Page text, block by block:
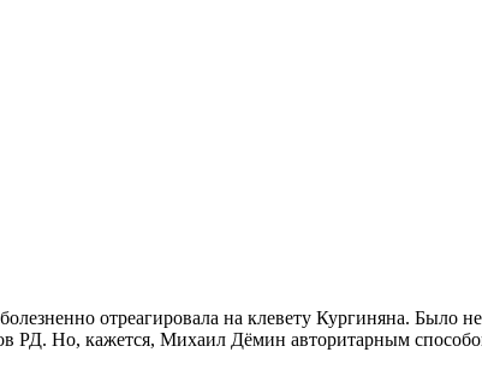
отреагировала на клевету Кургиняна. Было
РД. Но, кажется, Михаил Дёмин авторитарным